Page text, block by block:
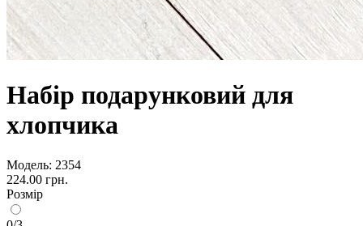
Набір подарунковий для
хлопчика
Модель: 2354
224.00 грн.
Розмір